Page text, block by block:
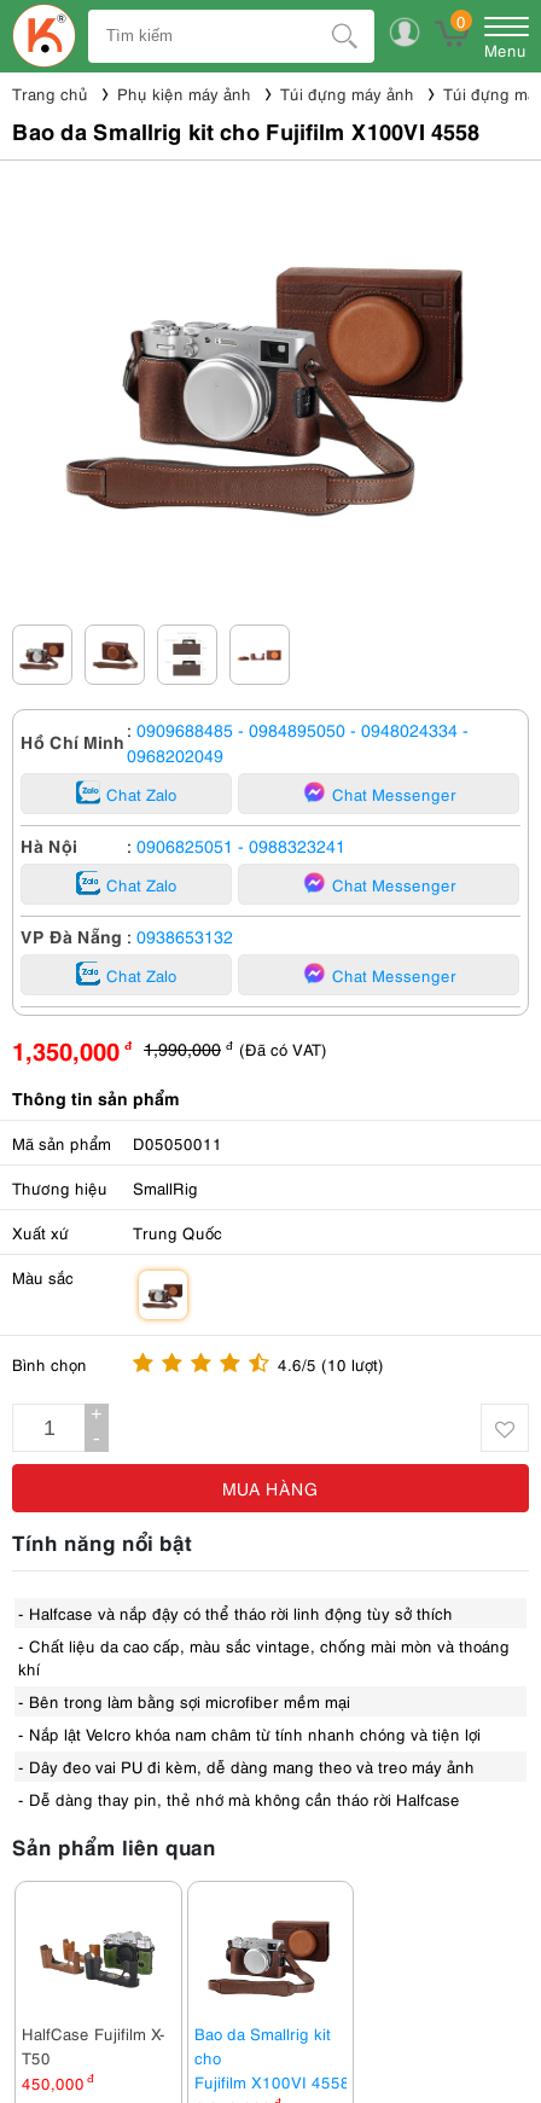
0
Menu
Trang chủ Phụ kiện máy ảnh Túi đựng máy ảnh Túi đựng
Bao da Smallrig kit cho Fujifilm X100VI 4558
Hồ Chí Minh : 0909688485 - 0984895050 - 0948024334 -
0968202049
Chat Zalo Chat Messenger
Hà Nội : 0906825051 - 0988323241
Chat Zalo Chat Messenger
VP Đà Nẵng : 0938653132
Chat Zalo Chat Messenger
1,350,000 đ 1,990,000 đ (Đã có VAT)
Thông tin sản phẩm
Mã sản phẩm D05050011
Thương hiệu SmallRig
Xuất xứ Trung Quốc
Màu sắc
Bình chọn 4.6/5 (10 lượt)
+
-
MUA HÀNG
Tính năng nổi bật
- Halfcase và nắp đậy có thể tháo rời linh động tùy sở thích
- Chất liệu da cao cấp, màu sắc vintage, chống mài mòn và thoáng
khí
- Bên trong làm bằng sợi microfiber mềm mại
- Nắp lật Velcro khóa nam châm từ tính nhanh chóng và tiện lợi
- Dây đeo vai PU đi kèm, dễ dàng mang theo và treo máy ảnh
- Dễ dàng thay pin, thẻ nhớ mà không cần tháo rời Halfcase
Sản phẩm liên quan
HalfCase Fujifilm X-
T50
450,000 đ
Bao da Smallrig kit
cho
Fujifilm X100VI 4558